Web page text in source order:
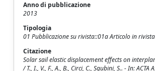
Anno di pubblicazione
2013
Tipologia
01 Pubblicazione su rivista::01a Articolo in rivista
Citazione
Solar sail elastic displacement effects on
/ T., I., V., F., A., B., Circi, C., Sgubini, S.. - In: ACTA